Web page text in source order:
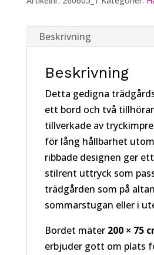
Beskrivning
Beskrivning
Detta gedigna
ett bord och två
tillverkade av
för lång hållbarhet
ribbade designen ger
stilrent uttryck som
trädgården som på
sommarstugan eller i
Bordet mäter 200 × 75
erbjuder gott om plats